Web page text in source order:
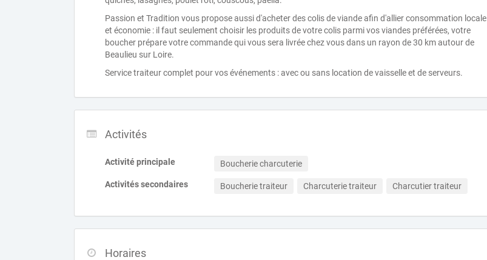
Passion et Tradition vous propose aussi d'acheter des colis de viande afin d'allier consommation locale
et économie : il faut seulement choisir les produits de votre colis parmi vos viandes préférées, votre
boucher prépare votre commande qui vous sera livrée chez vous dans un rayon de 30 km autour de
Beaulieu sur Loire.
Service traiteur complet pour vos événements : avec ou sans location de vaisselle et de serveurs.
Activités
Activité principale Boucherie charcuterie
Activités secondaires Boucherie traiteur Charcuterie traiteur Charcutier traiteur
Horaires